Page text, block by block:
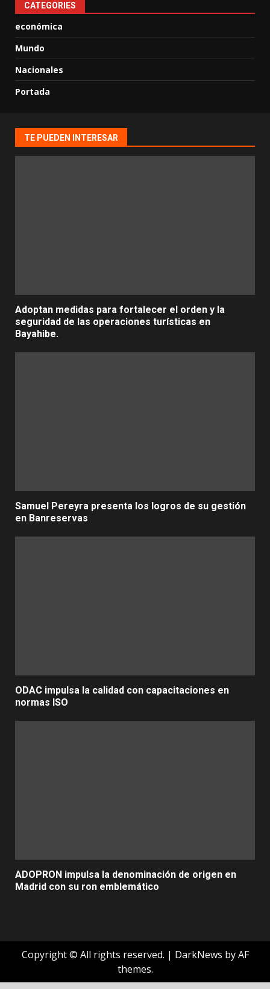
CATEGORIES
económica
Mundo
Nacionales
Portada
TE PUEDEN INTERESAR
Adoptan medidas para fortalecer el orden y la
seguridad de las operaciones turísticas en
Bayahibe.
Samuel Pereyra presenta los logros de su gestión
en Banreservas
ODAC impulsa la calidad con capacitaciones en
normas ISO
ADOPRON impulsa la denominación de origen en
Madrid con su ron emblemático
Copyright © All rights reserved. | DarkNews by AF
themes.